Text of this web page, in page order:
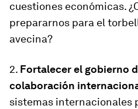
cuestiones económicas.
prepararnos para el
avecina?
2. Fortalecer el gobierno
colaboración
sistemas internacionales